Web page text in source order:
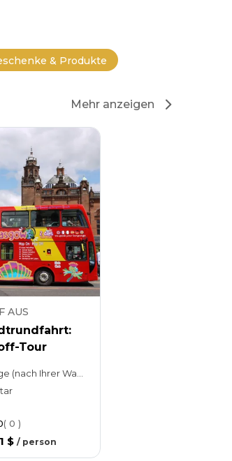
& Produkte
Mehr anzeigen
AUS
Tour
(nach Ihrer Wahl)
( 0 )
$ / person